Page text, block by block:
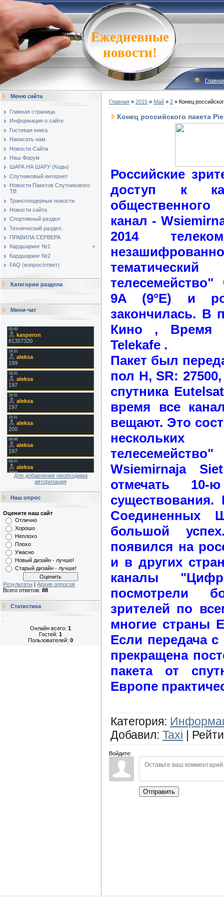
Ежедневные
новости!
Меню сайта
Главная страница
Информация о сайте
Гостевая книга
Написать нам.
Новости Сайта
Наш Форум
ШАРА НА ШАРУ (Коды)
Спутниковый интернет
Новости Пакетов Спутникового
ТВ
Транспондерные новости
Новости сайта
Спортивный раздел
Технический раздел.
ПРАВИЛА СЕРВЕРА
Кардшаринг №1
Кардшаринг №2
FAQ (вопрос/ответ)
Категории раздела
Мини-чат
Для добавления необходима
авторизация
Наш опрос
Оцените наш сайт
Отлично
Хорошо
Неплохо
Плохо
Ужасно
Новый дизайн - лучше!
Старый дизайн - лучше!
Результаты | Архив опросов
Всего ответов: 88
Статистика
Онлайн всего: 1
Гостей: 1
Пользователей: 0
Главная » 2015 » Май » 2 » Конец
Конец российского пакета
Российские
доступ к
канал -
2014
9A (9°E) и
закончилась. В
Кино , Время
Telekafe .
Пакет был
пол H, SR:
спутника
время все
вещают. Это
Wsiemirnaja
отмечать 10-
Соединенных
большой
появился на
и в других
каналы
посмотрели
зрителей по
многие страны
Если передача с
прекращена
пакета от
Европе
Категория:
Добавил: Taxi |
Войдите:
Отправить